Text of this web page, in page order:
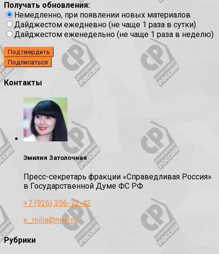
Получать обновления:
Немедленно, при появлении новых материалов
Дайджестом ежедневно (не чаще 1 раза в сутки)
Дайджестом еженедельно (не чаще 1 раза в неделю)
Подтвердить
Контакты
Эмилия Затолочная
Пресс-секретарь фракции «Справедливая Россия»
в Государственной Думе ФС РФ
+7 (926) 356-72-42
e_milia@mail.ru
Рубрики